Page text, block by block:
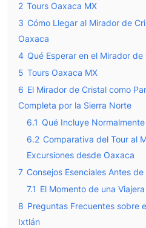
2 Tours Oaxaca MX
3 Cómo Llegar al Mirador de
Oaxaca
4 Qué Esperar en el Mirador de
5 Tours Oaxaca MX
6 El Mirador de Cristal como
Completa por la Sierra Norte
6.1 Qué Incluye
6.2 Comparativa del Tour al
Excursiones desde Oaxaca
7 Consejos Esenciales Antes
7.1 El Momento de una
8 Preguntas Frecuentes sobre
Ixtlán